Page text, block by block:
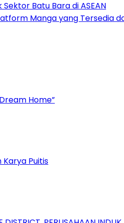
Batu Bara di ASEAN
Manga yang Tersedia
Home”
Karya Puitis